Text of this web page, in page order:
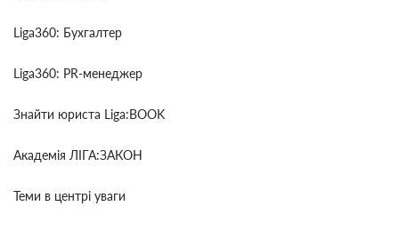
Liga360: Бухгалтер
Liga360: PR-менеджер
Знайти юриста Liga:BOOK
Академія ЛІГА:ЗАКОН
Теми в центрі уваги